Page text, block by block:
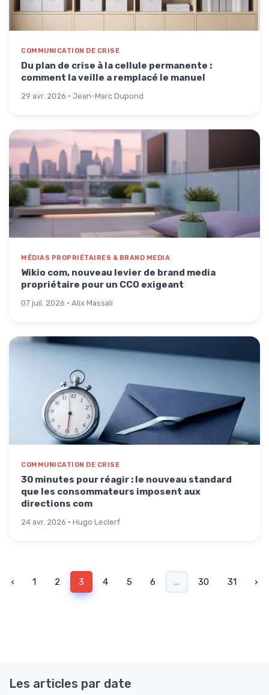
COMMUNICATION DE CRISE
Du plan de crise à la cellule permanente :
comment la veille a remplacé le manuel
29 avr. 2026 · Jean-Marc Dupond
MÉDIAS PROPRIÉTAIRES & BRAND MEDIA
Wikio com, nouveau levier de brand media
propriétaire pour un CCO exigeant
07 juil. 2026 · Alix Massali
COMMUNICATION DE CRISE
30 minutes pour réagir : le nouveau standard
que les consommateurs imposent aux
directions com
24 avr. 2026 · Hugo Leclerf
‹ 1 2 3 4 5 6 ... 30 31 ›
Les articles par date